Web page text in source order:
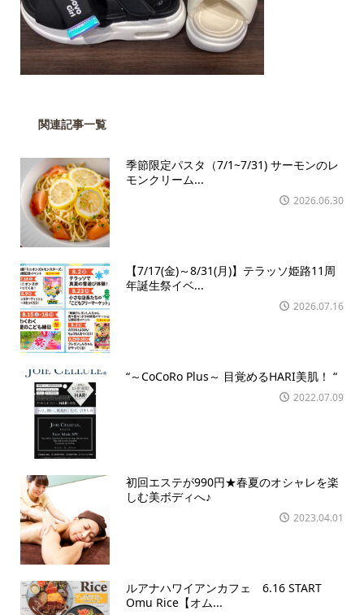
関連記事一覧
季節限定パスタ（7/1~7/31) サーモンのレ
モンクリーム...
2026.06.30
【7/17(金)～8/31(月)】テラッソ姫路11周
年誕生祭イベ...
2026.07.16
“～CoCoRo Plus～ 目覚めるHARI美肌！ “
2022.07.09
初回エステが990円★春夏のオシャレを楽
しむ美ボディへ♪
2023.04.01
ルアナハワイアンカフェ 6.16 START
Omu Rice【オム...